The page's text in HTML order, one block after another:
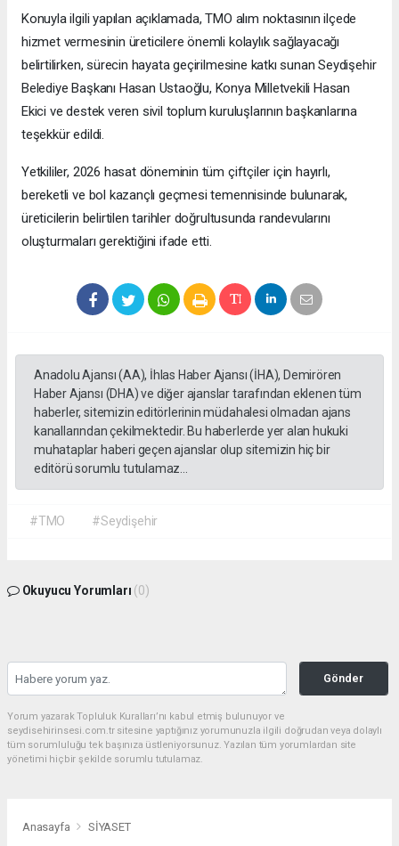
Konuyla ilgili yapılan açıklamada, TMO alım noktasının ilçede
hizmet vermesinin üreticilere önemli kolaylık sağlayacağı
belirtilirken, sürecin hayata geçirilmesine katkı sunan Seydişehir
Belediye Başkanı Hasan Ustaoğlu, Konya Milletvekili Hasan
Ekici ve destek veren sivil toplum kuruluşlarının başkanlarına
teşekkür edildi.
Yetkililer, 2026 hasat döneminin tüm çiftçiler için hayırlı,
bereketli ve bol kazançlı geçmesi temennisinde bulunarak,
üreticilerin belirtilen tarihler doğrultusunda randevularını
oluşturmaları gerektiğini ifade etti.
Anadolu Ajansı (AA), İhlas Haber Ajansı (İHA), Demirören
Haber Ajansı (DHA) ve diğer ajanslar tarafından eklenen tüm
haberler, sitemizin editörlerinin müdahalesi olmadan ajans
kanallarından çekilmektedir. Bu haberlerde yer alan hukuki
muhataplar haberi geçen ajanslar olup sitemizin hiç bir
editörü sorumlu tutulamaz...
#TMO #Seydişehir
Okuyucu Yorumları (0)
Gönder
Yorum yazarak Topluluk Kuralları’nı kabul etmiş bulunuyor ve
seydisehirinsesi.com.tr sitesine yaptığınız yorumunuzla ilgili doğrudan veya dolaylı
tüm sorumluluğu tek başınıza üstleniyorsunuz. Yazılan tüm yorumlardan site
yönetimi hiçbir şekilde sorumlu tutulamaz.
Anasayfa SİYASET